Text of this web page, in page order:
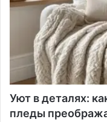
Уют в деталях:
пледы